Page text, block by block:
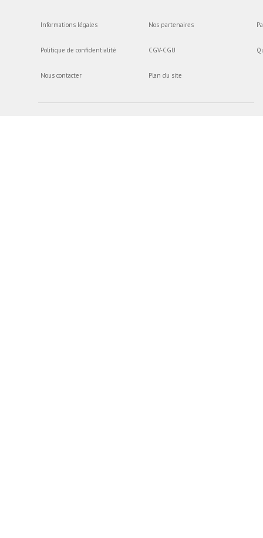
Informations légales
Politique de confidentialité
Nous contacter
Nos partenaires
CGV-CGU
Plan du site